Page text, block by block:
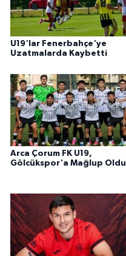
U19'lar Fenerbahçe'ye
Uzatmalarda Kaybetti
Arca Çorum FK U19,
Gölcükspor'a Mağlup Oldu